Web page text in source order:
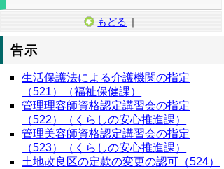
もどる ｜
告示
生活保護法による介護機関の指定
（521）（福祉保健課）
管理理容師資格認定講習会の指定
（522）（くらしの安心推進課）
管理美容師資格認定講習会の指定
（523）（くらしの安心推進課）
土地改良区の定款の変更の認可（524）